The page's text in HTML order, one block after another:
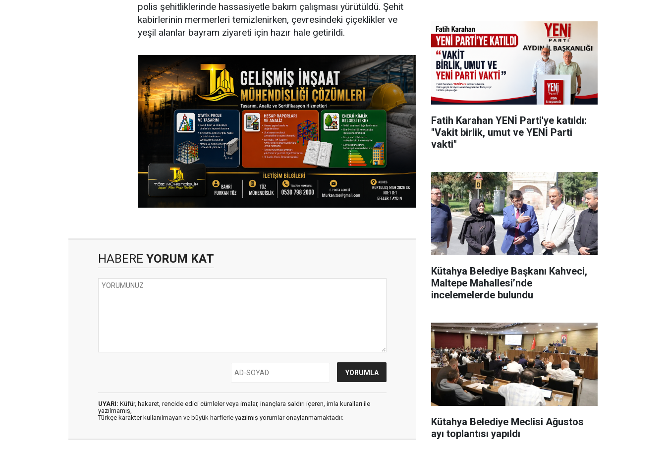
polis şehitliklerinde hassasiyetle bakım çalışması yürütüldü. Şehit
kabirlerinin mermerleri temizlenirken, çevresindeki çiçeklikler ve
yeşil alanlar bayram ziyareti için hazır hale getirildi.
HABERE YORUM KAT
UYARI: Küfür, hakaret, rencide edici cümleler veya imalar, inançlara saldırı içeren, imla kuralları ile
yazılmamış,
Türkçe karakter kullanılmayan ve büyük harflerle yazılmış yorumlar onaylanmamaktadır.
Fatih Karahan YENİ Parti'ye katıldı:
"Vakit birlik, umut ve YENİ Parti
vakti"
Kütahya Belediye Başkanı Kahveci,
Maltepe Mahallesi’nde
incelemelerde bulundu
Kütahya Belediye Meclisi Ağustos
ayı toplantısı yapıldı